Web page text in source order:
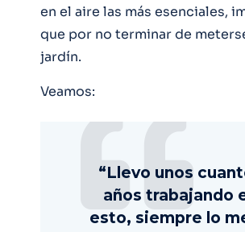
en el aire las más esenciales,
que por no terminar de
jardín.
Veamos:
“Llevo unos
años trabajando
esto, siempre lo